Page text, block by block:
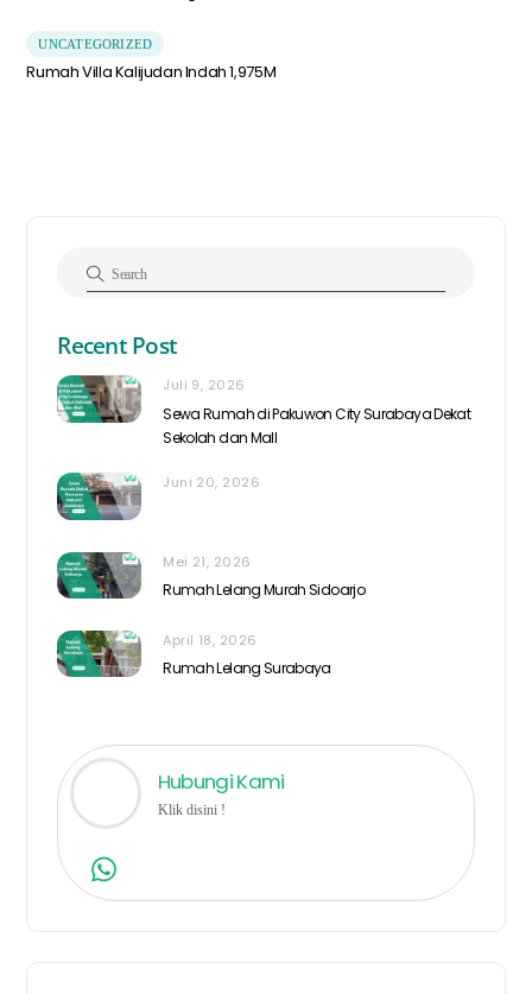
UNCATEGORIZED
Rumah Villa Kalijudan Indah 1,975M
Recent Post
Juli 9, 2026
Sewa Rumah di Pakuwon City Surabaya Dekat
Sekolah dan Mall
Juni 20, 2026
Mei 21, 2026
Rumah Lelang Murah Sidoarjo
April 18, 2026
Rumah Lelang Surabaya
Hubungi Kami
Klik disini !